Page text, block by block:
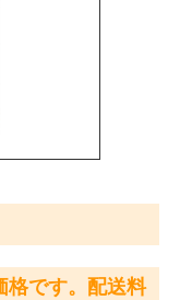
格です。配送料